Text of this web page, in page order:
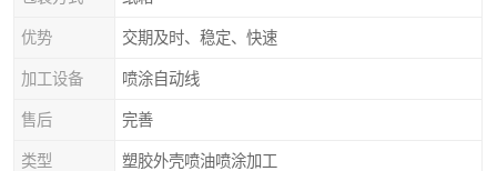
优势 交期及时、稳定、快速
加工设备 喷涂自动线
售后 完善
类型 塑胶外壳喷油喷涂加工